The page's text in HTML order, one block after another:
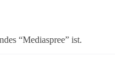
“Mediaspree” ist.